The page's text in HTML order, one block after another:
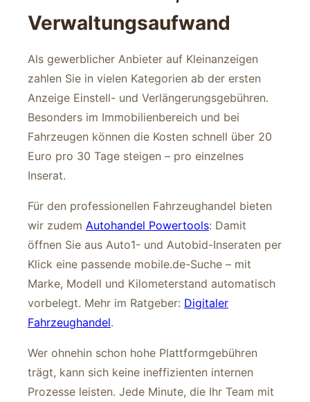
Verwaltungsaufwand
Als gewerblicher Anbieter auf Kleinanzeigen
zahlen Sie in vielen Kategorien ab der ersten
Anzeige Einstell- und Verlängerungsgebühren.
Besonders im Immobilienbereich und bei
Fahrzeugen können die Kosten schnell über 20
Euro pro 30 Tage steigen – pro einzelnes
Inserat.
Für den professionellen Fahrzeughandel bieten
wir zudem Autohandel Powertools: Damit
öffnen Sie aus Auto1- und Autobid-Inseraten per
Klick eine passende mobile.de-Suche – mit
Marke, Modell und Kilometerstand automatisch
vorbelegt. Mehr im Ratgeber: Digitaler
Fahrzeughandel.
Wer ohnehin schon hohe Plattformgebühren
trägt, kann sich keine ineffizienten internen
Prozesse leisten. Jede Minute, die Ihr Team mit